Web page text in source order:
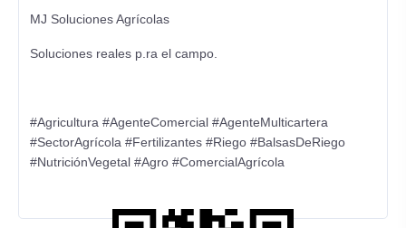
MJ Soluciones Agrícolas
Soluciones reales p.ra el campo.
#Agricultura #AgenteComercial #AgenteMulticartera
#SectorAgrícola #Fertilizantes #Riego #BalsasDeRiego
#NutriciónVegetal #Agro #ComercialAgrícola